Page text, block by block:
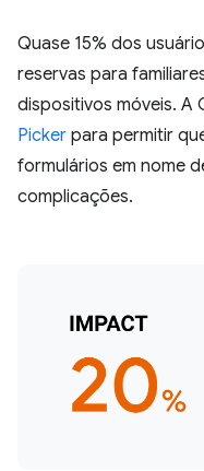
Quase 15% dos
reservas para
dispositivos móveis. A
Picker para permitir
formulários em nome
complicações.